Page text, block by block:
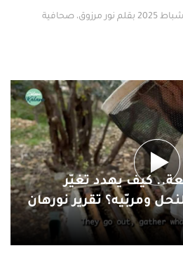
كيف يهدد تغيّر
ومربّيه؟ تقرير نورهان